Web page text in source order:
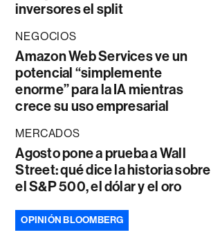
inversores el split
NEGOCIOS
Amazon Web Services ve un
potencial “simplemente
enorme” para la IA mientras
crece su uso empresarial
MERCADOS
Agosto pone a prueba a Wall
Street: qué dice la historia sobre
el S&P 500, el dólar y el oro
OPINIÓN BLOOMBERG